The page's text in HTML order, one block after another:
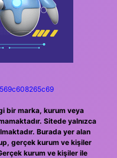
bir marka, kurum veya
Sitede yalnızca
Burada yer alan
gerçek kurum ve kişiler
kurum ve kişiler ile